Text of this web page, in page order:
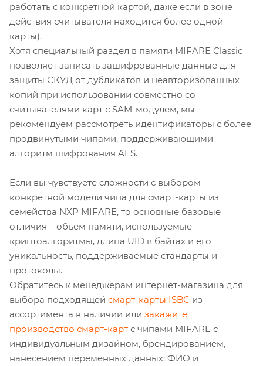
работать с конкретной картой, даже если в зоне
действия считывателя находится более одной
карты).
Хотя специальный раздел в памяти MIFARE Classic
позволяет записать зашифрованные данные для
защиты СКУД от дубликатов и неавторизованных
копий при использовании совместно со
считывателями карт с SAM-модулем, мы
рекомендуем рассмотреть идентификаторы с более
продвинутыми чипами, поддерживающими
алгоритм шифрования AES.
Если вы чувствуете сложности с выбором
конкретной модели чипа для смарт-карты из
семейства NXP MIFARE, то основные базовые
отличия – объем памяти, используемые
криптоалгоритмы, длина UID в байтах и его
уникальность, поддерживаемые стандарты и
протоколы.
Обратитесь к менеджерам интернет-магазина для
выбора подходящей смарт-карты ISBC из
ассортимента в наличии или закажите
производство смарт-карт с чипами MIFARE с
индивидуальным дизайном, брендированием,
нанесением переменных данных: ФИО и